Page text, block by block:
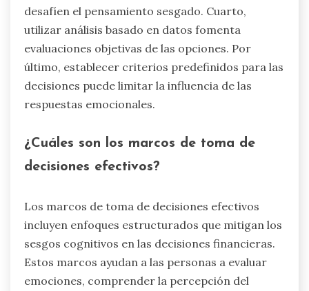
desafíen el pensamiento sesgado. Cuarto,
utilizar análisis basado en datos fomenta
evaluaciones objetivas de las opciones. Por
último, establecer criterios predefinidos para las
decisiones puede limitar la influencia de las
respuestas emocionales.
¿Cuáles son los marcos de toma de
decisiones efectivos?
Los marcos de toma de decisiones efectivos
incluyen enfoques estructurados que mitigan los
sesgos cognitivos en las decisiones financieras.
Estos marcos ayudan a las personas a evaluar
emociones, comprender la percepción del